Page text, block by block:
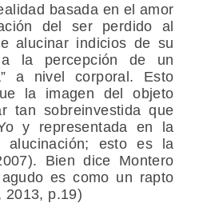
basada en el amor
del ser perdido al
alucinar indicios de su
a la percepción de un
a nivel corporal. Esto
la imagen del objeto
tan sobreinvestida que
y representada en la
alucinación; esto es la
Bien dice Montero
es como un rapto
2013, p.19)